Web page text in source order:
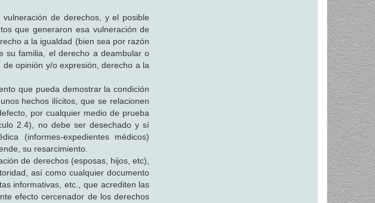
de derechos, y el posible
que generaron esa vulneración de
a la igualdad (bien sea por razón
su familia, el derecho a deambular o
opinión y/o expresión, derecho a la
que pueda demostrar la condición
hechos ilícitos, que se relacionen
por cualquier medio de prueba
2.4), no debe ser desechado y sí
(informes-expedientes médicos)
su resarcimiento.
de derechos (esposas, hijos, etc),
así como cualquier documento
informativas, etc., que acrediten las
efecto cercenador de los derechos